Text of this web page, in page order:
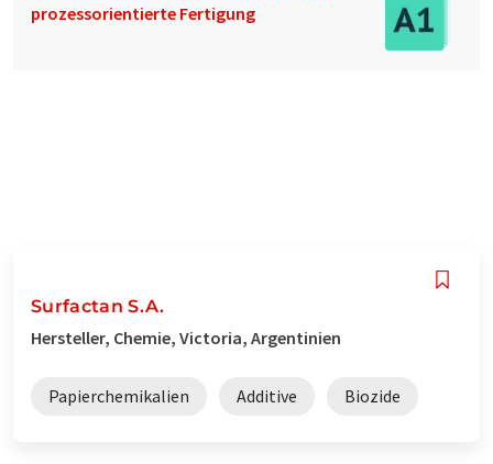
prozessorientierte Fertigung
Surfactan S.A.
Hersteller, Chemie, Victoria, Argentinien
Papierchemikalien Additive Biozide